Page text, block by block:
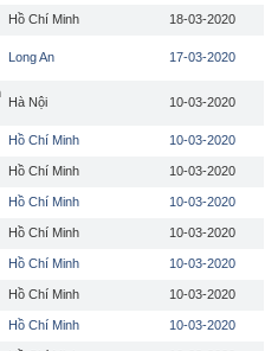
Hồ Chí Minh 18-03-2020
Long An 17-03-2020
Hà Nội 10-03-2020
Hồ Chí Minh 10-03-2020
Hồ Chí Minh 10-03-2020
Hồ Chí Minh 10-03-2020
Hồ Chí Minh 10-03-2020
Hồ Chí Minh 10-03-2020
Hồ Chí Minh 10-03-2020
Hồ Chí Minh 10-03-2020